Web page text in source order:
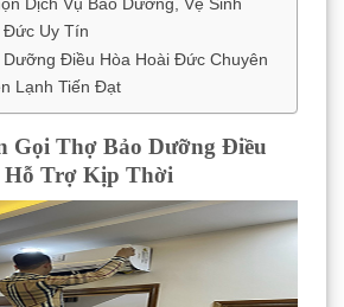
Uy Tín
Dưỡng Điều Hòa Hoài Đức Chuyên
Lạnh Tiến Đạt
Gọi Thợ Bảo Dưỡng Điều
Hỗ Trợ Kịp Thời